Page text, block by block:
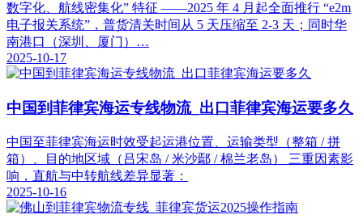
数字化、航线密集化” 特征 ——2025 年 4 月起全面推行 “e2m
电子报关系统”，普货清关时间从 5 天压缩至 2-3 天；同时华
南港口（深圳、厦门）…
2025-10-17
中国到菲律宾海运专线物流_出口菲律宾海运要多久
中国至菲律宾海运时效受起运港位置、运输类型（整箱 / 拼
箱）、目的地区域（吕宋岛 / 米沙鄢 / 棉兰老岛） 三重因素影
响，直航与中转航线差异显著：
2025-10-16